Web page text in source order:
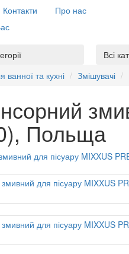
Контакти Про нас
Всі
ванної та кухні
Змішувачі
Польща